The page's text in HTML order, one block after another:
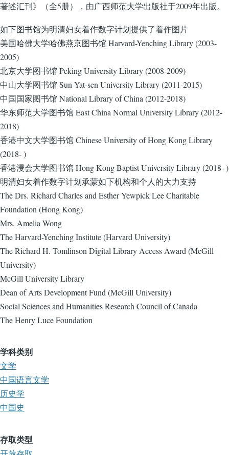
著述汇刊》（全5册），由广西师范大学出版社于2009年出版。
如下图书馆为明清妇女着作数字计划提供了着作图片
美国哈佛大学哈佛燕京图书馆 Harvard-Yenching Library (2003-
2005)
北京大学图书馆 Peking University Library (2008-2009)
中山大学图书馆 Sun Yat-sen University Library (2011-2015)
中国国家图书馆 National Library of China (2012-2018)
华东师范大学图书馆 East China Normal University Library (2012-
2018)
香港中文大学图书馆 Chinese University of Hong Kong Library
(2018- )
香港浸会大学图书馆 Hong Kong Baptist University Library (2018- )
明清妇女着作数字计划承蒙如下机构和个人的大力支持
The Drs. Richard Charles and Esther Yewpick Lee Charitable
Foundation (Hong Kong)
Mrs. Amelia Wong
The Harvard-Yenching Institute (Harvard University)
The Richard H. Tomlinson Digital Library Access Award (McGill
University)
McGill University Library
Dean of Arts Development Fund (McGill University)
Social Sciences and Humanities Research Council of Canada
The Henry Luce Foundation
学科类别
文学
中国语言文学
历史学
中国史
存取类型